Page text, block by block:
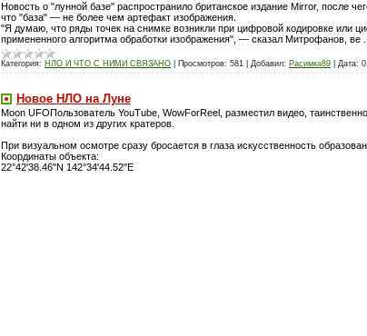
Новость о "лунной базе" распространило британское издание Mirror, после
что "база" — не более чем артефакт изображения.
"Я думаю, что ряды точек на снимке возникли при цифровой кодировке или
примененного алгоритма обработки изображения", — сказал Митрофанов, ве
Категория: НЛО И ЧТО С НИМИ СВЯЗАНО Просмотров: 581 Добавил: Расимка89 Дата:
Новое НЛО на Луне
Moon UFOПользователь YouTube, WowForReel, разместил видео,
найти ни в одном из других кратеров.
При визуальном осмотре сразу бросается в глаза искусственность
Координаты объекта:
22°42'38.46"N 142°34'44.52"E